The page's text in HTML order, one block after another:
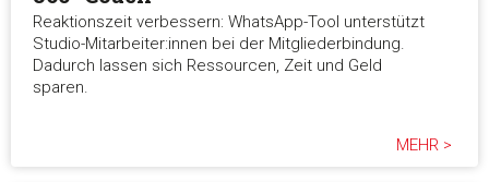
Reaktionszeit verbessern: WhatsApp-Tool unterstützt
Studio-Mitarbeiter:innen bei der Mitgliederbindung.
Dadurch lassen sich Ressourcen, Zeit und Geld
sparen.
MEHR >